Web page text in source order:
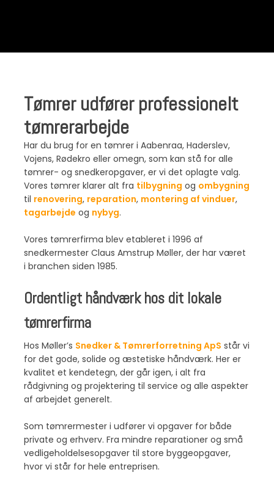
Tømrer udfører professionelt
tømrerarbejde
​Har du brug for en tømrer i Aabenraa, Haderslev,
Vojens, Rødekro eller omegn, som kan stå for alle
tømrer- og snedkeropgaver, er vi det oplagte valg.
Vores tømrer klarer alt fra tilbygning og ombygning
​til renovering, reparation, montering af vinduer,
tagarbejde og nybyg.
Vores tømrerfirma blev etableret i 1996 af
snedkermester Claus Amstrup Møller, der har været
i branchen siden 1985.
Ordentligt håndværk hos dit lokale
tømrerfirma
Hos Møller’s Snedker & Tømrerforretning ApS står vi
for det gode, solide og æstetiske håndværk. Her er
kvalitet et kendetegn, der går igen, i alt fra
rådgivning og projektering til service og alle aspekter
af arbejdet generelt.
Som tømrermester i udfører vi opgaver for både
private og erhverv. Fra mindre reparationer og små
vedligeholdelsesopgaver til store byggeopgaver,
hvor vi står for hele entreprisen.